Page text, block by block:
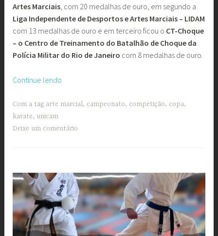
Artes Marciais, com 20 medalhas de ouro, em segundo a
Liga Independente de Desportos e Artes Marciais – LIDAM
com 13 medalhas de ouro e em terceiro ficou o CT-Choque
– o Centro de Treinamento do Batalhão de Choque da
Polícia Militar do Rio de Janeiro com 8 medalhas de ouro.
Continue lendo
recebe
competidores
UNICAM”
Com a tag arte marcial, campeonato, competição, copa,
karate, unicam
Deixe um comentário